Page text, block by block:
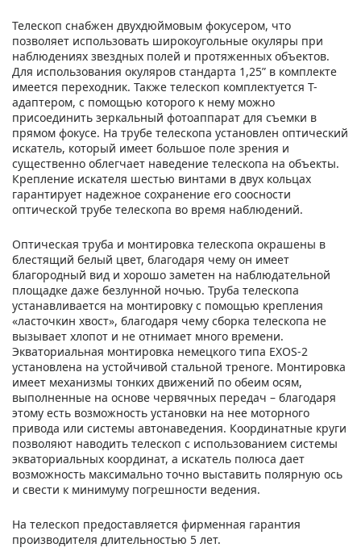
Телескоп снабжен двухдюймовым фокусером, что
позволяет использовать широкоугольные окуляры при
наблюдениях звездных полей и протяженных объектов.
Для использования окуляров стандарта 1,25” в комплекте
имеется переходник. Также телескоп комплектуется Т-
адаптером, с помощью которого к нему можно
присоединить зеркальный фотоаппарат для съемки в
прямом фокусе. На трубе телескопа установлен оптический
искатель, который имеет большое поле зрения и
существенно облегчает наведение телескопа на объекты.
Крепление искателя шестью винтами в двух кольцах
гарантирует надежное сохранение его соосности
оптической трубе телескопа во время наблюдений.
Оптическая труба и монтировка телескопа окрашены в
блестящий белый цвет, благодаря чему он имеет
благородный вид и хорошо заметен на наблюдательной
площадке даже безлунной ночью. Труба телескопа
устанавливается на монтировку с помощью крепления
«ласточкин хвост», благодаря чему сборка телескопа не
вызывает хлопот и не отнимает много времени.
Экваториальная монтировка немецкого типа EXOS-2
установлена на устойчивой стальной треноге. Монтировка
имеет механизмы тонких движений по обеим осям,
выполненные на основе червячных передач – благодаря
этому есть возможность установки на нее моторного
привода или системы автонаведения. Координатные круги
позволяют наводить телескоп с использованием системы
экваториальных координат, а искатель полюса дает
возможность максимально точно выставить полярную ось
и свести к минимуму погрешности ведения.
На телескоп предоставляется фирменная гарантия
производителя длительностью 5 лет.